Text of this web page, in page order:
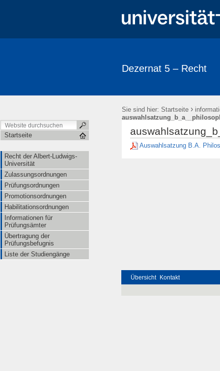
Dezernat 5 – Recht
Sie sind hier: Startseite ›
Startseite
Recht der Albert-Ludwigs-
Universität
Zulassungsordnungen
Prüfungsordnungen
Promotionsordnungen
Habilitationsordnungen
Informationen für
Prüfungsämter
Übertragung der
Prüfungsbefugnis
Liste der Studiengänge
Auswahlsatzung B.A.
Übersicht Kontakt